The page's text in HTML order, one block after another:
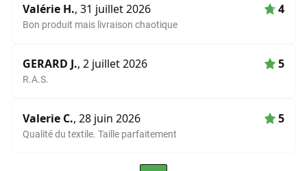
Valérie H., 31 juillet 2026 4
Bon produit mais livraison chaotique
GERARD J., 2 juillet 2026 5
R.A.S.
Valerie C., 28 juin 2026 5
Qualité du textile. Taille parfaitement